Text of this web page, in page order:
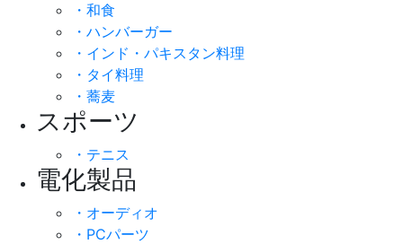
・和食
・ハンバーガー
・インド・パキスタン料理
・タイ料理
・蕎麦
スポーツ
・テニス
電化製品
・オーディオ
・PCパーツ